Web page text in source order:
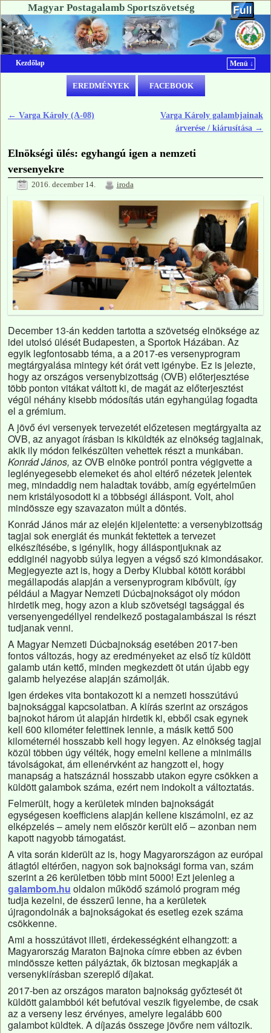
Magyar Postagalamb Sportszövetség
Kezdőlap Menü ↓
Ugrás a főtartalomra
Ugrás a másodlagos tartalomra
EREDMÉNYEK FACEBOOK
Bejegyzés navigáció
← Varga Károly (A-08)
Varga Károly galambjainak
árverése / kiárusítása →
Elnökségi ülés: egyhangú igen a nemzeti
versenyekre
2016. december 14. iroda
December 13-án kedden tartotta a szövetség elnöksége az
idei utolsó ülését Budapesten, a Sportok Házában. Az
egyik legfontosabb téma, a a 2017-es versenyprogram
megtárgyalása mintegy két órát vett igénybe. Ez is jelezte,
hogy az országos versenybizottság (OVB) előterjesztése
több ponton vitákat váltott ki, de magát az előterjesztést
végül néhány kisebb módosítás után egyhangúlag fogadta
el a grémium.
A jövő évi versenyek tervezetét előzetesen megtárgyalta az
OVB, az anyagot írásban is kiküldték az elnökség tagjainak,
akik ily módon felkészülten vehettek részt a munkában.
Konrád János, az OVB elnöke pontról pontra végigvette a
leglényegesebb elemeket és ahol eltérő nézetek jelentek
meg, mindaddig nem haladtak tovább, amíg egyértelműen
nem kristályosodott ki a többségi álláspont. Volt, ahol
mindössze egy szavazaton múlt a döntés.
Konrád János már az elején kijelentette: a versenybizottság
tagjai sok energiát és munkát fektettek a tervezet
elkészítésébe, s igénylik, hogy álláspontjuknak az
eddiginél nagyobb súlya legyen a végső szó kimondásakor.
Megjegyezte azt is, hogy a Derby Klubbal kötött korábbi
megállapodás alapján a versenyprogram kibővült, így
például a Magyar Nemzeti Dúcbajnokságot oly módon
hirdetik meg, hogy azon a klub szövetségi tagsággal és
versenyengedéllyel rendelkező postagalambászai is részt
tudjanak venni.
A Magyar Nemzeti Dúcbajnokság esetében 2017-ben
fontos változás, hogy az eredményeket az első tíz küldött
galamb után kettő, minden megkezdett öt után újabb egy
galamb helyezése alapján számolják.
Igen érdekes vita bontakozott ki a nemzeti hosszútávú
bajnoksággal kapcsolatban. A kiírás szerint az országos
bajnokot három út alapján hirdetik ki, ebből csak egynek
kell 600 kilométer felettinek lennie, a másik kettő 500
kilométernél hosszabb kell hogy legyen. Az elnökség tagjai
közül többen úgy vélték, hogy emelni kellene a minimális
távolságokat, ám ellenérvként az hangzott el, hogy
manapság a hatszáznál hosszabb utakon egyre csökken a
küldött galambok száma, ezért nem indokolt a változtatás.
Felmerült, hogy a kerületek minden bajnokságát
egységesen koefficiens alapján kellene kiszámolni, ez az
elképzelés – amely nem először került elő – azonban nem
kapott nagyobb támogatást.
A vita során kiderült az is, hogy Magyarországon az európai
átlagtól eltérően, nagyon sok bajnoksági forma van, szám
szerint a 26 kerületben több mint 5000! Ezt jelenleg a
galambom.hu oldalon működő számoló program még
tudja kezelni, de ésszerű lenne, ha a kerületek
újragondolnák a bajnokságokat és esetleg ezek száma
csökkenne.
Ami a hosszútávot illeti, érdekességként elhangzott: a
Magyarország Maraton Bajnoka címre ebben az évben
mindössze ketten pályáztak, ők biztosan megkapják a
versenykiírásban szereplő díjakat.
2017-ben az országos maraton bajnokság győztesét öt
küldött galambból két befutóval veszik figyelembe, de csak
az a verseny lesz érvényes, amelyre legalább 600
galambot küldtek. A díjazás összege jövőre nem változik.